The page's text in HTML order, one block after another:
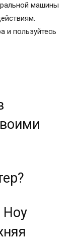
машины
и пользуйтесь
Ноу